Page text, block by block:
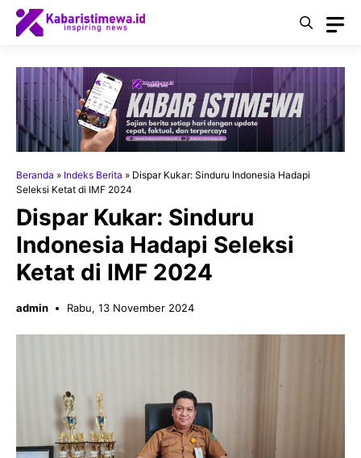
Langsung
Beranda » Indeks Berita » Dispar Kukar: Sinduru Indonesia Hadapi
Seleksi Ketat di IMF 2024
Dispar Kukar: Sinduru
Indonesia Hadapi Seleksi
Ketat di IMF 2024
admin Rabu, 13 November 2024